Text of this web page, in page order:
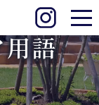
用語